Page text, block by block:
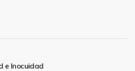
e Inocuidad